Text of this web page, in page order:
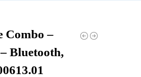
Combo –
Bluetooth,